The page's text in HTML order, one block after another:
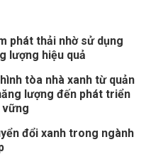
phát thải nhờ sử dụng
lượng hiệu quả
tòa nhà xanh từ quản
lượng đến phát triển
vững
đổi xanh trong ngành